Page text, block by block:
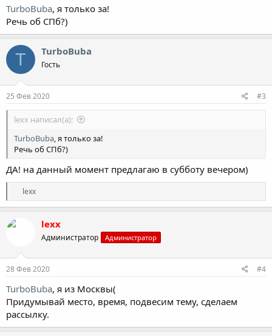
TurboBuba, я только за!
Речь об СПб?)
T TurboBuba
Гость
25 Фев 2020 #3
lexx написал(а):
TurboBuba , я только за!
Речь об СПб?)
ДА! на данный момент предлагаю в субботу вечером)
Р
е
а
:
lexx
lexx
Администратор Администратор
28 Фев 2020 #4
TurboBuba, я из Москвы(
Придумывай место, время, подвесим тему, сделаем
рассылку.